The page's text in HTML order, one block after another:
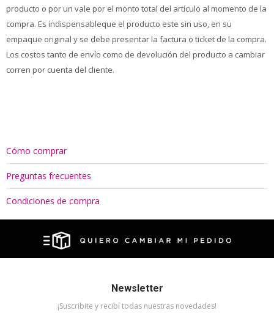
producto o por un vale por el monto total del artículo al momento de la
compra. Es indispensableque el producto este sin uso, en su
empaque original y se debe presentar la factura o ticket de la compra.
Los costos tanto de envío como de devolución del producto a cambiar
corren por cuenta del cliente.
Cómo comprar
Preguntas frecuentes
Condiciones de compra
Newsletter
¡Suscribite y recibí todas nuestras novedades!